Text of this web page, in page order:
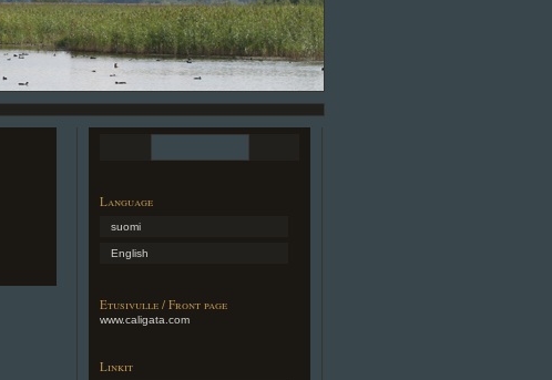
Language
suomi
English
Etusivulle / Front page
www.caligata.com
Linkit